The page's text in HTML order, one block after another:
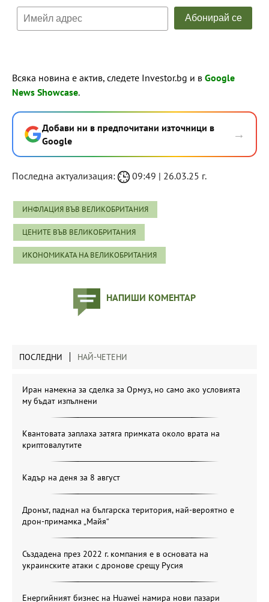
Всяка новина е актив, следете Investor.bg и в Google
News Showcase.
Добави ни в предпочитани източници в
Google
→
Последна актуализация: 09:49 | 26.03.25 г.
ИНФЛАЦИЯ ВЪВ ВЕЛИКОБРИТАНИЯ
ЦЕНИТЕ ВЪВ ВЕЛИКОБРИТАНИЯ
ИКОНОМИКАТА НА ВЕЛИКОБРИТАНИЯ
НАПИШИ КОМЕНТАР
ПОСЛЕДНИ НАЙ-ЧЕТЕНИ
Иран намекна за сделка за Ормуз, но само ако условията
му бъдат изпълнени
Квантовата заплаха затяга примката около врата на
криптовалутите
Кадър на деня за 8 август
Дронът, паднал на българска територия, най-вероятно е
дрон-примамка „Майя“
Създадена през 2022 г. компания е в основата на
украинските атаки с дронове срещу Русия
Енергийният бизнес на Huawei намира нови пазари